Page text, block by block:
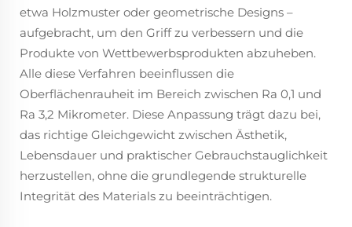
etwa Holzmuster oder geometrische Designs –
aufgebracht, um den Griff zu verbessern und die
Produkte von Wettbewerbsprodukten abzuheben.
Alle diese Verfahren beeinflussen die
Oberflächenrauheit im Bereich zwischen Ra 0,1 und
Ra 3,2 Mikrometer. Diese Anpassung trägt dazu bei,
das richtige Gleichgewicht zwischen Ästhetik,
Lebensdauer und praktischer Gebrauchstauglichkeit
herzustellen, ohne die grundlegende strukturelle
Integrität des Materials zu beeinträchtigen.